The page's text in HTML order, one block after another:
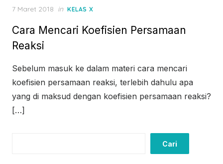
Posted
7 Maret 2018 in KELAS X
Cara Mencari Koefisien Persamaan
Reaksi
Sebelum masuk ke dalam materi cara mencari
koefisien persamaan reaksi, terlebih dahulu apa
yang di maksud dengan koefisien persamaan reaksi?
[…]
Cari